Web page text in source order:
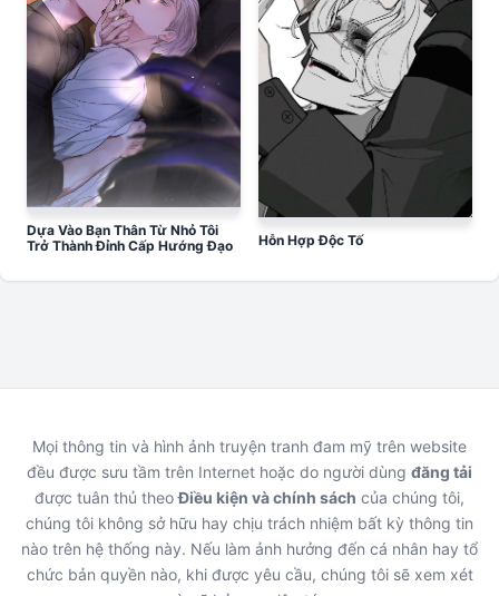
Dựa Vào Bạn Thân Từ Nhỏ Tôi
Trở Thành Đỉnh Cấp Hướng Đạo
Hỗn Hợp Độc Tố
Mọi thông tin và hình ảnh truyện tranh đam mỹ trên website
đều được sưu tầm trên Internet hoặc do người dùng đăng tải
được tuân thủ theoĐiều kiện và chính sách của chúng tôi,
chúng tôi không sở hữu hay chịu trách nhiệm bất kỳ thông tin
nào trên hệ thống này. Nếu làm ảnh hưởng đến cá nhân hay tổ
chức bản quyền nào, khi được yêu cầu, chúng tôi sẽ xem xét